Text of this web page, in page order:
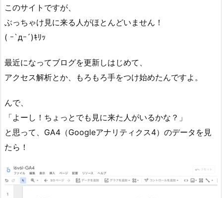
このサイトですが、
ぶっちゃけ見に来る人がほとんどいません！
( ｰ`дｰ´)ｷﾘｯ
最近になってブログを更新しはじめて、
アクセス解析とか、もろもろ手をつけ始めたんですよ。
んで、
「よーし！ちょっとでも見に来た人がいるかな？」
と思って、GA4（Googleアナリティクス4）のデータを見
たら！